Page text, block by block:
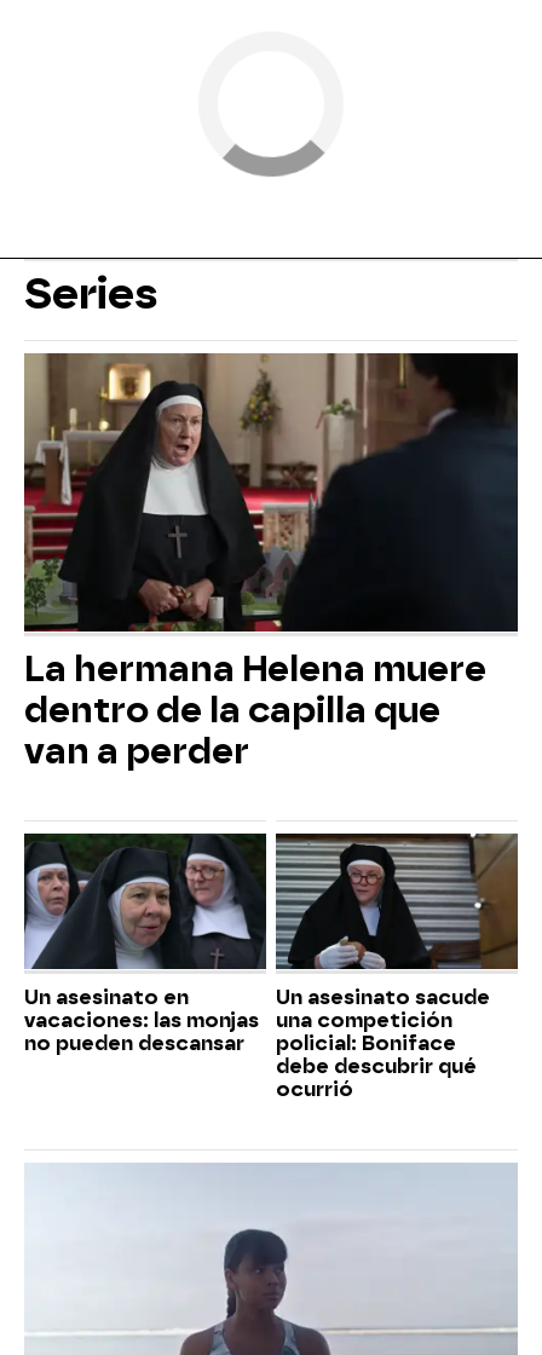
Series
La hermana Helena muere
dentro de la capilla que
van a perder
Un asesinato en
vacaciones: las monjas
no pueden descansar
Un asesinato sacude
una competición
policial: Boniface
debe descubrir qué
ocurrió